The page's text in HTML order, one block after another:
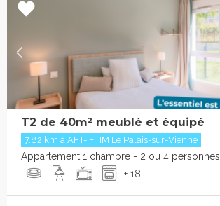
T2 de 40m² meublé et équipé
7.82 km à AFT-IFTIM Le Palais-sur-Vienne
Appartement 1 chambre - 2 ou 4 personnes
+ 18